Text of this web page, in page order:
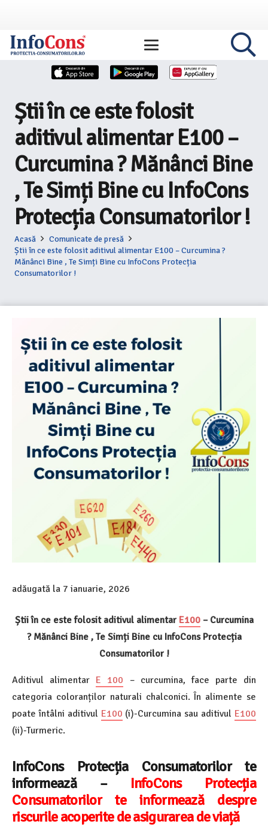
Știi în ce este folosit
aditivul alimentar E100 –
Curcumina ? Mănânci Bine
, Te Simți Bine cu InfoCons
Protecția Consumatorilor !
Acasă
Comunicate de presă
Știi în ce este folosit aditivul alimentar E100 – Curcumina ?
Mănânci Bine , Te Simți Bine cu InfoCons Protecția
Consumatorilor !
adăugată la 7 ianuarie, 2026
Știi în ce este folosit aditivul alimentar E100– Curcumina
? Mănânci Bine , Te Simți Bine cu InfoCons Protecția
Consumatorilor !
Aditivul alimentar E 100 – curcumina, face parte din
categoria coloranților naturali chalconici. În alimente se
poate întâlni aditivul E100 (i)-Curcumina sau aditivul E100
(ii)-Turmeric.
InfoCons Protecția Consumatorilor te
informează – InfoCons Protecția
Consumatorilor te informează despre
riscurile acoperite de asigurarea de viață